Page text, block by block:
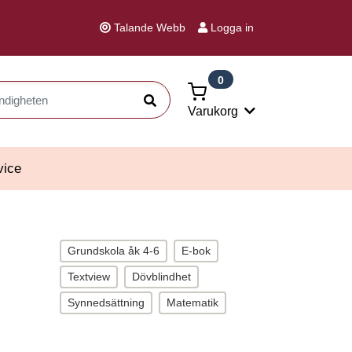
Talande Webb Logga in
Sök
Varukorg
0
Grundskola åk 4-6 E-bok
Textview Dövblindhet
Synnedsättning Matematik